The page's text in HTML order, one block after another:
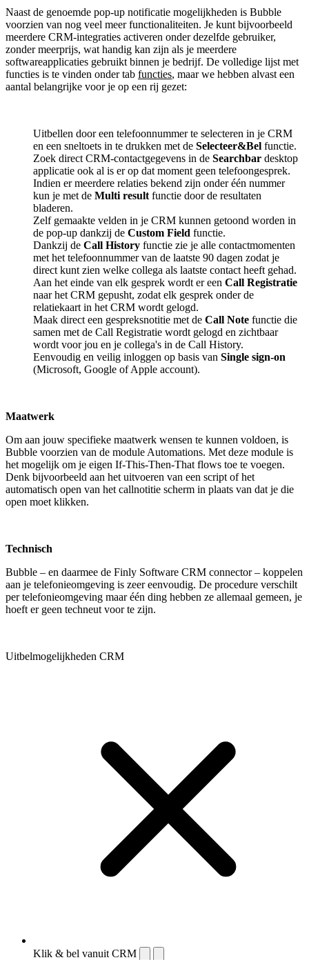
Naast de genoemde pop-up notificatie mogelijkheden is Bubble
voorzien van nog veel meer functionaliteiten. Je kunt bijvoorbeeld
meerdere CRM-integraties activeren onder dezelfde gebruiker,
zonder meerprijs, wat handig kan zijn als je meerdere
softwareapplicaties gebruikt binnen je bedrijf. De volledige lijst met
functies is te vinden onder tab functies, maar we hebben alvast een
aantal belangrijke voor je op een rij gezet:
Uitbellen door een telefoonnummer te selecteren in je CRM
en een sneltoets in te drukken met de Selecteer&Bel functie.
Zoek direct CRM-contactgegevens in de Searchbar desktop
applicatie ook al is er op dat moment geen telefoongesprek.
Indien er meerdere relaties bekend zijn onder één nummer
kun je met de Multi result functie door de resultaten
bladeren.
Zelf gemaakte velden in je CRM kunnen getoond worden in
de pop-up dankzij de Custom Field functie.
Dankzij de Call History functie zie je alle contactmomenten
met het telefoonnummer van de laatste 90 dagen zodat je
direct kunt zien welke collega als laatste contact heeft gehad.
Aan het einde van elk gesprek wordt er een Call Registratie
naar het CRM gepusht, zodat elk gesprek onder de
relatiekaart in het CRM wordt gelogd.
Maak direct een gespreksnotitie met de Call Note functie die
samen met de Call Registratie wordt gelogd en zichtbaar
wordt voor jou en je collega's in de Call History.
Eenvoudig en veilig inloggen op basis van Single sign-on
(Microsoft, Google of Apple account).
Maatwerk
Om aan jouw specifieke maatwerk wensen te kunnen voldoen, is
Bubble voorzien van de module Automations. Met deze module is
het mogelijk om je eigen If-This-Then-That flows toe te voegen.
Denk bijvoorbeeld aan het uitvoeren van een script of het
automatisch open van het callnotitie scherm in plaats van dat je die
open moet klikken.
Technisch
Bubble – en daarmee de Finly Software CRM connector – koppelen
aan je telefonieomgeving is zeer eenvoudig. De procedure verschilt
per telefonieomgeving maar één ding hebben ze allemaal gemeen, je
hoeft er geen techneut voor te zijn.
Uitbelmogelijkheden CRM
Klik & bel vanuit CRM